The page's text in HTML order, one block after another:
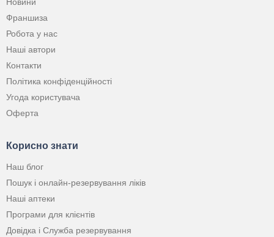
Новини
Франшиза
Робота у нас
Наші автори
Контакти
Політика конфіденційності
Угода користувача
Оферта
Корисно знати
Наш блог
Пошук і онлайн-резервування ліків
Наші аптеки
Програми для клієнтів
Довідка і Служба резервування